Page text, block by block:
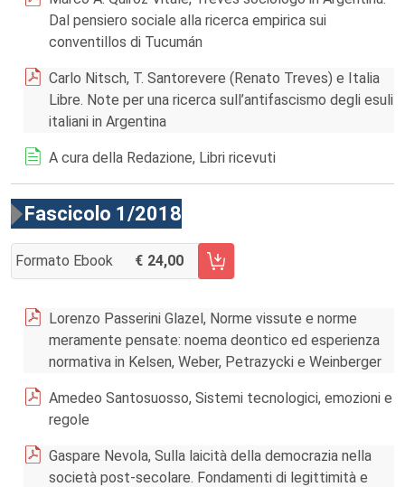
Dal pensiero sociale alla ricerca empirica sui
conventillos di Tucumán
Carlo Nitsch, T. Santorevere (Renato Treves) e Italia
Libre. Note per una ricerca sull’antifascismo degli esuli
italiani in Argentina
A cura della Redazione, Libri ricevuti
Fascicolo 1/2018
Formato Ebook 24,00
AGGIUNGI AL CARRELLO FASCICOLO 1/2018
Lorenzo Passerini Glazel, Norme vissute e norme
meramente pensate: noema deontico ed esperienza
normativa in Kelsen, Weber, Petrazycki e Weinberger
Amedeo Santosuosso, Sistemi tecnologici, emozioni e
regole
Gaspare Nevola, Sulla laicità della democrazia nella
società post-secolare. Fondamenti di legittimità e